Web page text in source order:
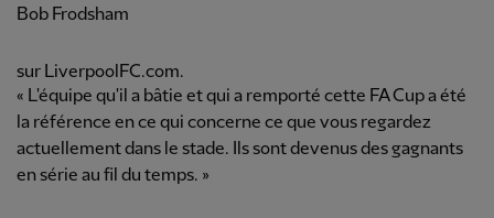
Bob Frodsham
sur LiverpoolFC.com.
« L'équipe qu'il a bâtie et qui a remporté cette FA Cup a été
la référence en ce qui concerne ce que vous regardez
actuellement dans le stade. Ils sont devenus des gagnants
en série au fil du temps. »